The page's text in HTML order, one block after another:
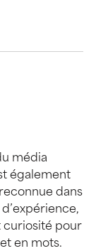
média
également
dans
curiosité pour
en mots.